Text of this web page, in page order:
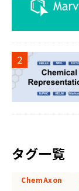
タグ一覧
ChemAxon